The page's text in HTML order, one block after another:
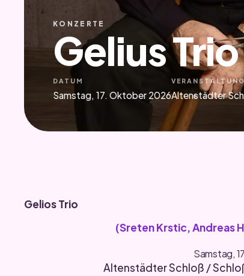
KONZERTE
Gelius Trio
DATUM
Samstag, 17. Oktober 2026Altenstädter
Gelios Trio
(Sreten Krstic, Andreas
Samstag,
Altenstädter Schloß /